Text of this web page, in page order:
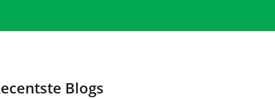
Blogs